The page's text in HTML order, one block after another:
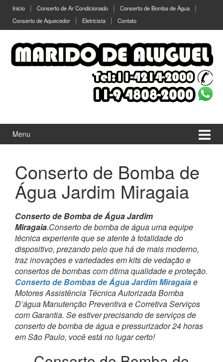
Pular
menu
Inicio Conserto de Ar Condicionado
Conserto de Bomba de Água
Conserto de Aquecedor
Eletricista Contato
Menu
Conserto de Bomba de
Água Jardim Miragaia
Conserto de Bomba de Água Jardim
Miragaia.Conserto de bomba de água uma equipe
técnica experiente que se atente à totalidade do
dispositivo, prezando pelo que há de mais moderno,
traz inovações e variedades em kits de vedação e
consertos de bombas com ótima qualidade e proteção.
Conserto de Bombas de Água Jardim Miragaiae
Motores Assistência Técnica Autorizada Bomba
D’água Manutenção Preventiva e Corretiva Serviços
com Garantia. Se estiver precisando de serviços de
conserto de bomba de água e pressurizador 24 horas
em São Paulo, você está no lugar certo!